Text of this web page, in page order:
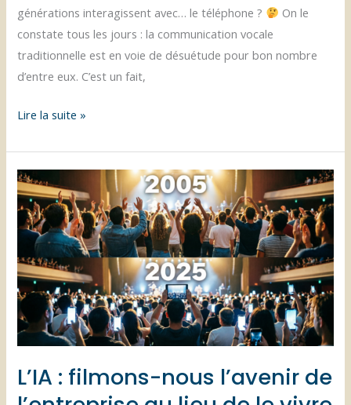
générations interagissent avec… le téléphone ?
On le
constate tous les jours : la communication vocale
traditionnelle est en voie de désuétude pour bon nombre
d’entre eux. C’est un fait,
Le
du
téléphone
:
Génération
entreprise,
et
l’ère
des
assistants
virtuels
intelligents
Lire la suite »
L’IA : filmons-nous l’avenir de